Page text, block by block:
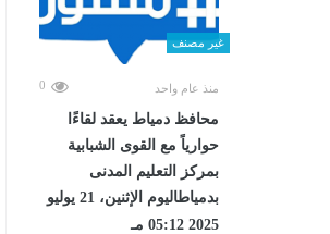
غير مصنف
منذ عام واحد 0
محافظ دمياط يعقد لقاءًا
حوارياً مع القوى الشبابية
بمركز التعليم المدنى
بدمياطاليوم الإثنين، 21 يوليو
2025 05:12 مـ